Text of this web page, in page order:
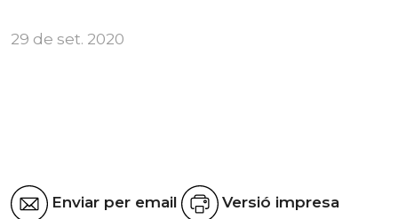
29 de set. 2020
Enviar per email Versió impresa